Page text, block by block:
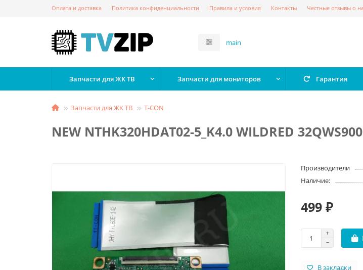
Оплата и доставка Политика конфиденциальности Правила и условия Контакты Честные отзывы о
Запчасти для ЖК ТВ Запчасти для мониторов Гарантия
Запчасти для ЖК ТВ T-СON
NEW NTHK320HDAT02-5_K4.0 WILDRED
Производители
Наличие:
499 ₽
В закладки